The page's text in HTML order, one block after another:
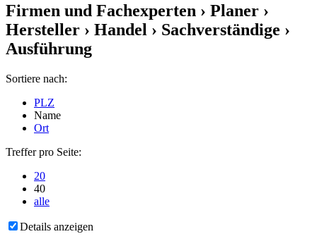
Firmen und Fachexperten › Planer ›
Hersteller › Handel › Sachverständige ›
Ausführung
Sortiere nach:
PLZ
Name
Ort
Treffer pro Seite:
20
40
alle
Details anzeigen